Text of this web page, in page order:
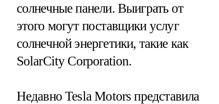
солнечные панели. Выиграть от
этого могут поставщики услуг
солнечной энергетики, такие как
SolarCity Corporation.
Недавно Tesla Motors представила